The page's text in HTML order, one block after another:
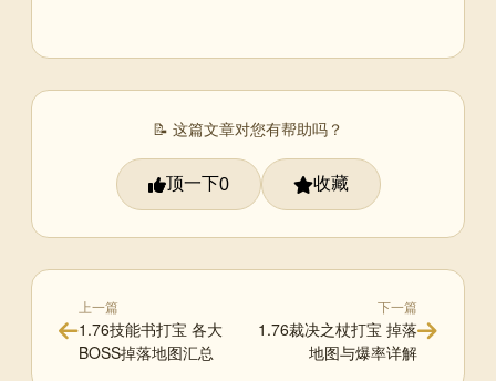
📝 这篇文章对您有帮助吗？
顶一下0 收藏
上一篇
1.76技能书打宝 各大
BOSS掉落地图汇总
下一篇
1.76裁决之杖打宝 掉落
地图与爆率详解